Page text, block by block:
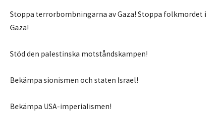
Stoppa terrorbombningarna av Gaza! Stoppa folkmordet i
Gaza!
Stöd den palestinska motståndskampen!
Bekämpa sionismen och staten Israel!
Bekämpa USA-imperialismen!